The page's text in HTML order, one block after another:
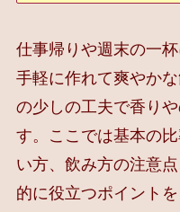
仕事帰りや週末の一
手軽に作れて爽やか
の少しの工夫で香り
す。ここでは基本の
い方、飲み方の注意
的に役立つポイント